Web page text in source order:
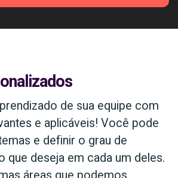
de sua equipe com
e aplicáveis! Você pode
e definir o grau de
que deseja em cada um deles.